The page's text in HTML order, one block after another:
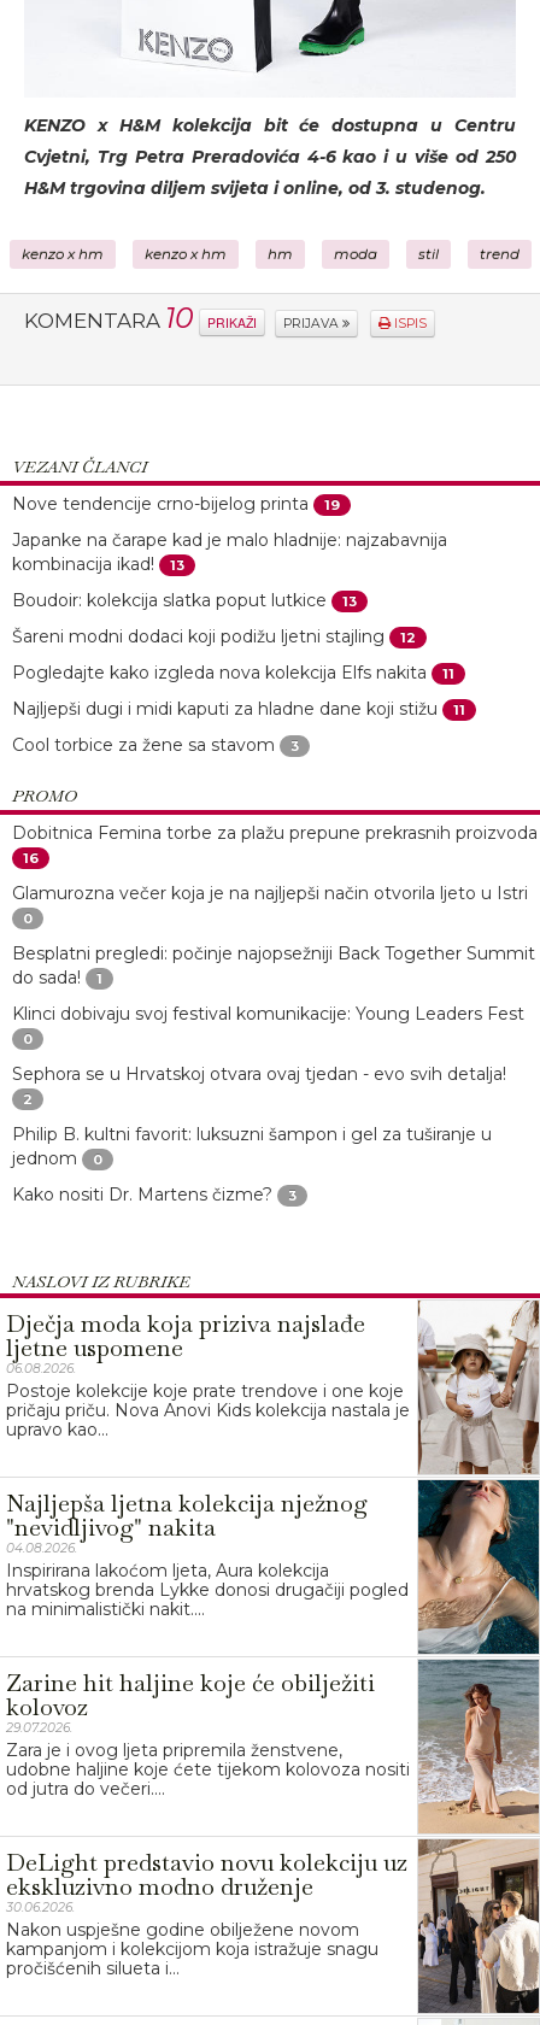
KENZO x H&M kolekcija bit će dostupna u Centru
Cvjetni, Trg Petra Preradovića 4-6 kao i u više od 250
H&M trgovina diljem svijeta i online, od 3. studenog.
kenzo x hm kenzo x hm hm moda stil trend
KOMENTARA 10 PRIKAŽI PRIJAVA ISPIS
VEZANI ČLANCI
Nove tendencije crno-bijelog printa
19
Japanke na čarape kad je malo hladnije: najzabavnija
kombinacija ikad!
13
Boudoir: kolekcija slatka poput lutkice 13
Šareni modni dodaci koji podižu ljetni stajling 12
Pogledajte kako izgleda nova kolekcija Elfs nakita 11
Najljepši dugi i midi kaputi za hladne dane koji stižu 11
Cool torbice za žene sa stavom 3
PROMO
Dobitnica Femina torbe za plažu prepune prekrasnih proizvoda
16
Glamurozna večer koja je na najljepši način otvorila ljeto u Istri
0
Besplatni pregledi: počinje najopsežniji Back Together Summit
do sada!
1
Klinci dobivaju svoj festival komunikacije: Young Leaders Fest
0
Sephora se u Hrvatskoj otvara ovaj tjedan - evo svih detalja!
2
Philip B. kultni favorit: luksuzni šampon i gel za tuširanje u
jednom
0
Kako nositi Dr. Martens čizme? 3
NASLOVI IZ RUBRIKE
Dječja moda koja priziva najslađe
ljetne uspomene
06.08.2026.
Postoje kolekcije koje prate trendove i one koje
pričaju priču. Nova Anovi Kids kolekcija nastala je
upravo kao...
Najljepša ljetna kolekcija nježnog
"nevidljivog" nakita
04.08.2026.
Inspirirana lakoćom ljeta, Aura kolekcija
hrvatskog brenda Lykke donosi drugačiji pogled
na minimalistički nakit....
Zarine hit haljine koje će obilježiti
kolovoz
29.07.2026.
Zara je i ovog ljeta pripremila ženstvene,
udobne haljine koje ćete tijekom kolovoza nositi
od jutra do večeri....
DeLight predstavio novu kolekciju uz
ekskluzivno modno druženje
30.06.2026.
Nakon uspješne godine obilježene novom
kampanjom i kolekcijom koja istražuje snagu
pročišćenih silueta i...